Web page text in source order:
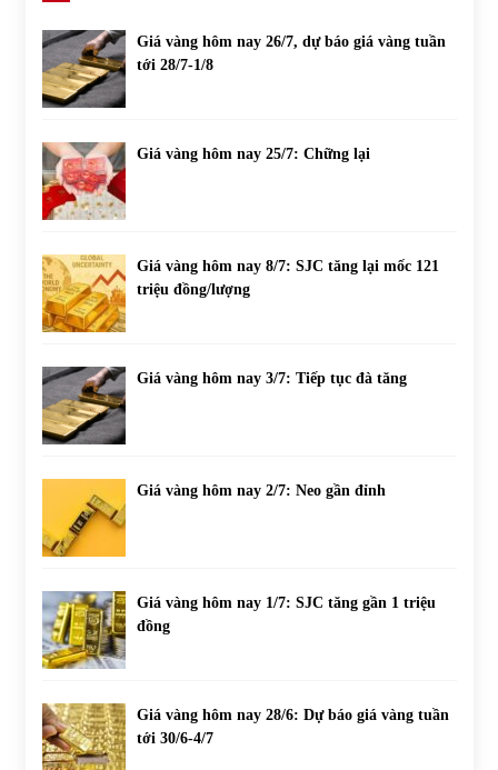
Giá vàng hôm nay 26/7, dự báo giá vàng tuần
tới 28/7-1/8
Giá vàng hôm nay 25/7: Chững lại
Giá vàng hôm nay 8/7: SJC tăng lại mốc 121
triệu đồng/lượng
Giá vàng hôm nay 3/7: Tiếp tục đà tăng
Giá vàng hôm nay 2/7: Neo gần đỉnh
Giá vàng hôm nay 1/7: SJC tăng gần 1 triệu
đồng
Giá vàng hôm nay 28/6: Dự báo giá vàng tuần
tới 30/6-4/7